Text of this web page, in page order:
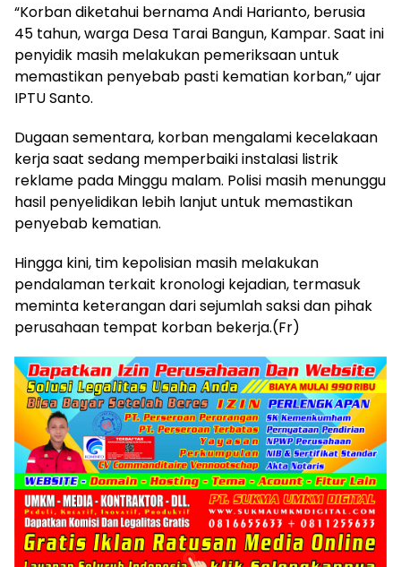
“Korban diketahui bernama Andi Harianto, berusia
45 tahun, warga Desa Tarai Bangun, Kampar. Saat ini
penyidik masih melakukan pemeriksaan untuk
memastikan penyebab pasti kematian korban,” ujar
IPTU Santo.
Dugaan sementara, korban mengalami kecelakaan
kerja saat sedang memperbaiki instalasi listrik
reklame pada Minggu malam. Polisi masih menunggu
hasil penyelidikan lebih lanjut untuk memastikan
penyebab kematian.
Hingga kini, tim kepolisian masih melakukan
pendalaman terkait kronologi kejadian, termasuk
meminta keterangan dari sejumlah saksi dan pihak
perusahaan tempat korban bekerja.(Fr)